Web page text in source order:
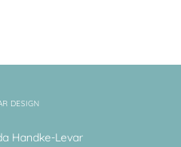
DESIGN
Handke-Levar